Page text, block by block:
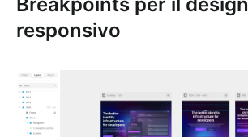
Breakpoints per il design
responsivo